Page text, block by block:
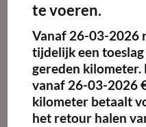
Maak
favoriet!
Hendi Soepketel
te voeren.
Vanaf 26-03-2026
tijdelijk een toeslag
gereden kilometer.
vanaf 26-03-2026
kilometer betaalt
het retour halen